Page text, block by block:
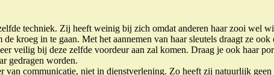
techniek. Zij heeft weinig bij zich omdat anderen haar zooi wel
kroeg in te gaan. Met het aannemen van haar sleutels draagt ze
veilig bij deze zelfde voordeur aan zal komen. Draag je ook haar
gedragen worden.
communicatie, niet in dienstverlening. Zo heeft zij natuurlijk